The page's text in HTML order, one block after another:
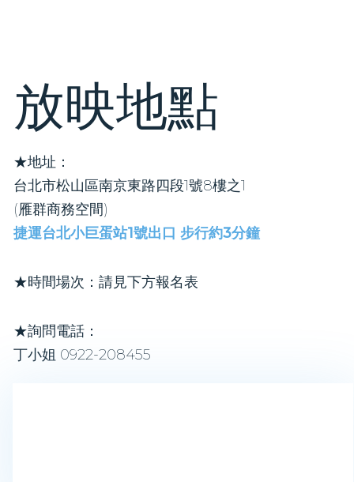
放映地點
★地址：
台北市松山區南京東路四段1號8樓之1
(雁群商務空間)
捷運台北小巨蛋站1號出口 步行約3分鐘
★時間場次：請見下方報名表
★詢問電話：
丁小姐 0922-208455​